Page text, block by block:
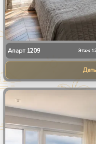
Апарт 1209 Этаж